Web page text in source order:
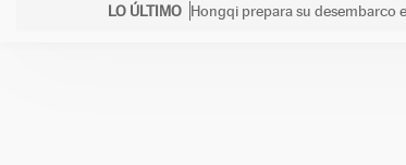
LO ÚLTIMO Hongqi prepara su desembarco